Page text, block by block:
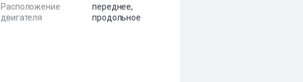
Расположение
двигателя
переднее,
продольное